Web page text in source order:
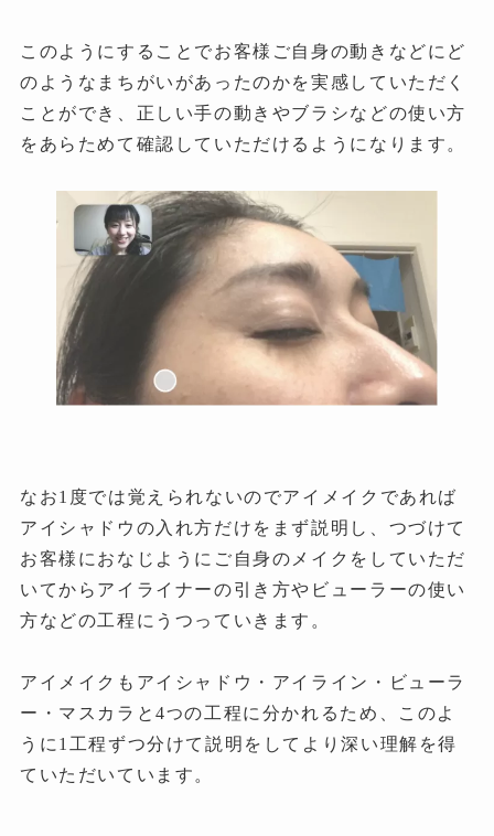
このようにすることでお客様ご自身の動きなどにど
のようなまちがいがあったのかを実感していただく
ことができ
、正しい手の動きやブラシなどの使い方
をあらためて確認していただけるようになります。
なお1度では覚えられないのでアイメイクであれば
アイシャドウの入れ方だけをまず説明し、つづけて
お客様におなじようにご自身のメイクをしていただ
いてからアイライナーの引き方やビューラーの使い
方などの工程にうつっていきます。
アイメイクもアイシャドウ・アイライン・ビューラ
ー・マスカラと4つの工程に分かれるため、このよ
うに1工程ずつ分けて説明をしてより深い理解を得
ていただいています。